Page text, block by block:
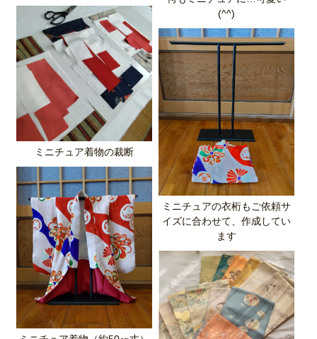
(^^)
ミニチュア着物の裁断
ミニチュアの衣桁もご依頼サ
イズに合わせて、作成してい
ます